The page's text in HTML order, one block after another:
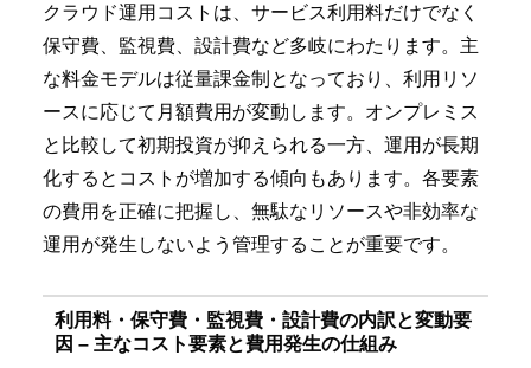
クラウド運用コストは、サービス利用料だけでなく
保守費、監視費、設計費など多岐にわたります。主
な料金モデルは従量課金制となっており、利用リソ
ースに応じて月額費用が変動します。オンプレミス
と比較して初期投資が抑えられる一方、運用が長期
化するとコストが増加する傾向もあります。各要素
の費用を正確に把握し、無駄なリソースや非効率な
運用が発生しないよう管理することが重要です。
利用料・保守費・監視費・設計費の内訳と変動要
因 – 主なコスト要素と費用発生の仕組み